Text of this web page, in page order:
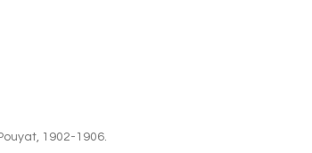
1902-1906.